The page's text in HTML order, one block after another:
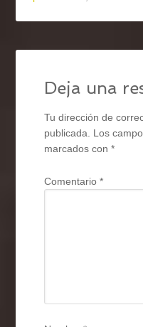
Deja una
Tu dirección de
publicada.
Los
marcados con*
Comentario*